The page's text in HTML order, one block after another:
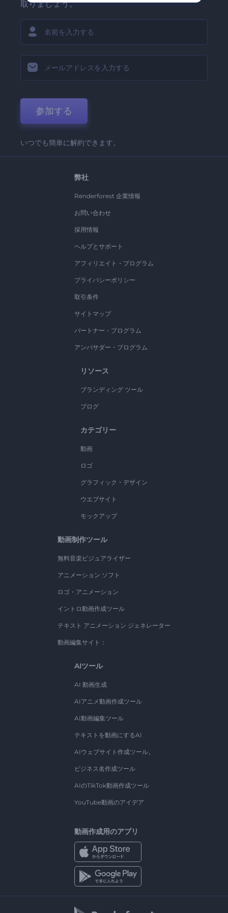
取りましょう。
参加する
いつでも簡単に解約できます。
弊社
Renderforest 企業情報
お問い合わせ
採用情報
ヘルプとサポート
アフィリエイト・プログラム
プライバシーポリシー
取引条件
サイトマップ
パートナー・プログラム
アンバサダー・プログラム
リソース
ブランディング ツール
ブログ
カテゴリー
動画
ロゴ
グラフィック・デザイン
ウエブサイト
モックアップ
動画制作ツール
無料音楽ビジュアライザー
アニメーション ソフト
ロゴ・アニメーション
イントロ動画作成ツール
テキスト アニメーション ジェネレーター
動画編集サイト：
AIツール
AI 動画生成
AIアニメ動画作成ツール
AI動画編集ツール
テキストを動画にするAI
AIウェブサイト作成ツール。
ビジネス名作成ツール
AIのTikTok動画作成ツール
YouTube動画のアイデア
動画作成用のアプリ